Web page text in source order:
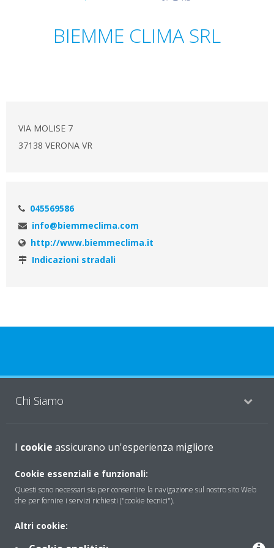
BIEMME CLIMA SRL
VIA MOLISE 7
37138 VERONA VR
045569586
info@biemmeclima.com
http://www.biemmeclima.it
Indicazioni stradali
Chi Siamo
Soluzioni
Contattaci
Periodo di supporto definito
I cookie assicurano un'esperienza migliore
Cookie essenziali e funzionali:
Questi sono necessari sia per consentire la navigazione sul nostro sito Web
che per fornire i servizi richiesti ("cookie tecnici").
Altri cookie: